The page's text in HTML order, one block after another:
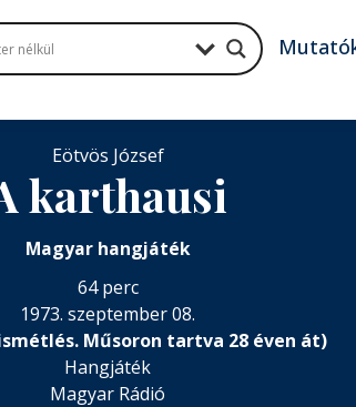
Eötvös József
karthausi
Magyar hangjáték
64 perc
1973. szeptember 08.
Műsoron tartva 28 éven át)
Hangjáték
Magyar Rádió